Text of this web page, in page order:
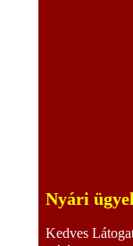
Nyári
Kedves